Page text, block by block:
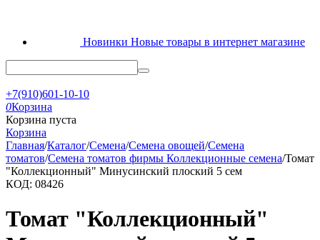
Новинки Новые товары в интернет магазине
+7(910)601-10-10
0Корзина
Корзина пуста
Корзина
Главная/Каталог/Семена/Семена овощей/Семена
томатов/Семена томатов фирмы Коллекционные семена/Томат
"Коллекционный" Минусинский плоский 5 сем
КОД: 08426
Томат "Коллекционный"